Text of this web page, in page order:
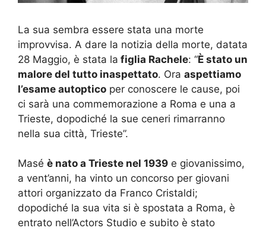
La sua sembra essere stata una morte
improvvisa. A dare la notizia della morte, datata
28 Maggio, è stata la figlia Rachele: “È stato un
malore del tutto inaspettato. Ora aspettiamo
l’esame autoptico per conoscere le cause, poi
ci sarà una commemorazione a Roma e una a
Trieste, dopodiché la sue ceneri rimarranno
nella sua città, Trieste”.
Masé è nato a Trieste nel 1939 e giovanissimo,
a vent’anni, ha vinto un concorso per giovani
attori organizzato da Franco Cristaldi;
dopodiché la sua vita si è spostata a Roma, è
entrato nell’Actors Studio e subito è stato